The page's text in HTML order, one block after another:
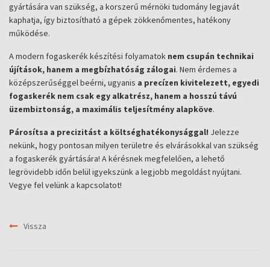
gyártására van szükség, a korszerű mérnöki tudomány legjavát
kaphatja, így biztosítható a gépek zökkenőmentes, hatékony
működése.
A modern fogaskerék készítési folyamatok nem csupán technikai
újítások, hanem a megbízhatóság zálogai. Nem érdemes a
középszerűséggel beérni, ugyanis a precízen kivitelezett, egyedi
fogaskerék nem csak egy alkatrész, hanem a hosszú távú
üzembiztonság, a maximális teljesítmény alapköve.
Párosítsa a precizitást a költséghatékonysággal! Jelezze
nekünk, hogy pontosan milyen területre és elvárásokkal van szükség
a fogaskerék gyártására! A kérésnek megfelelően, a lehető
legrövidebb időn belül igyekszünk a legjobb megoldást nyújtani.
Vegye fel velünk a kapcsolatot!
Vissza